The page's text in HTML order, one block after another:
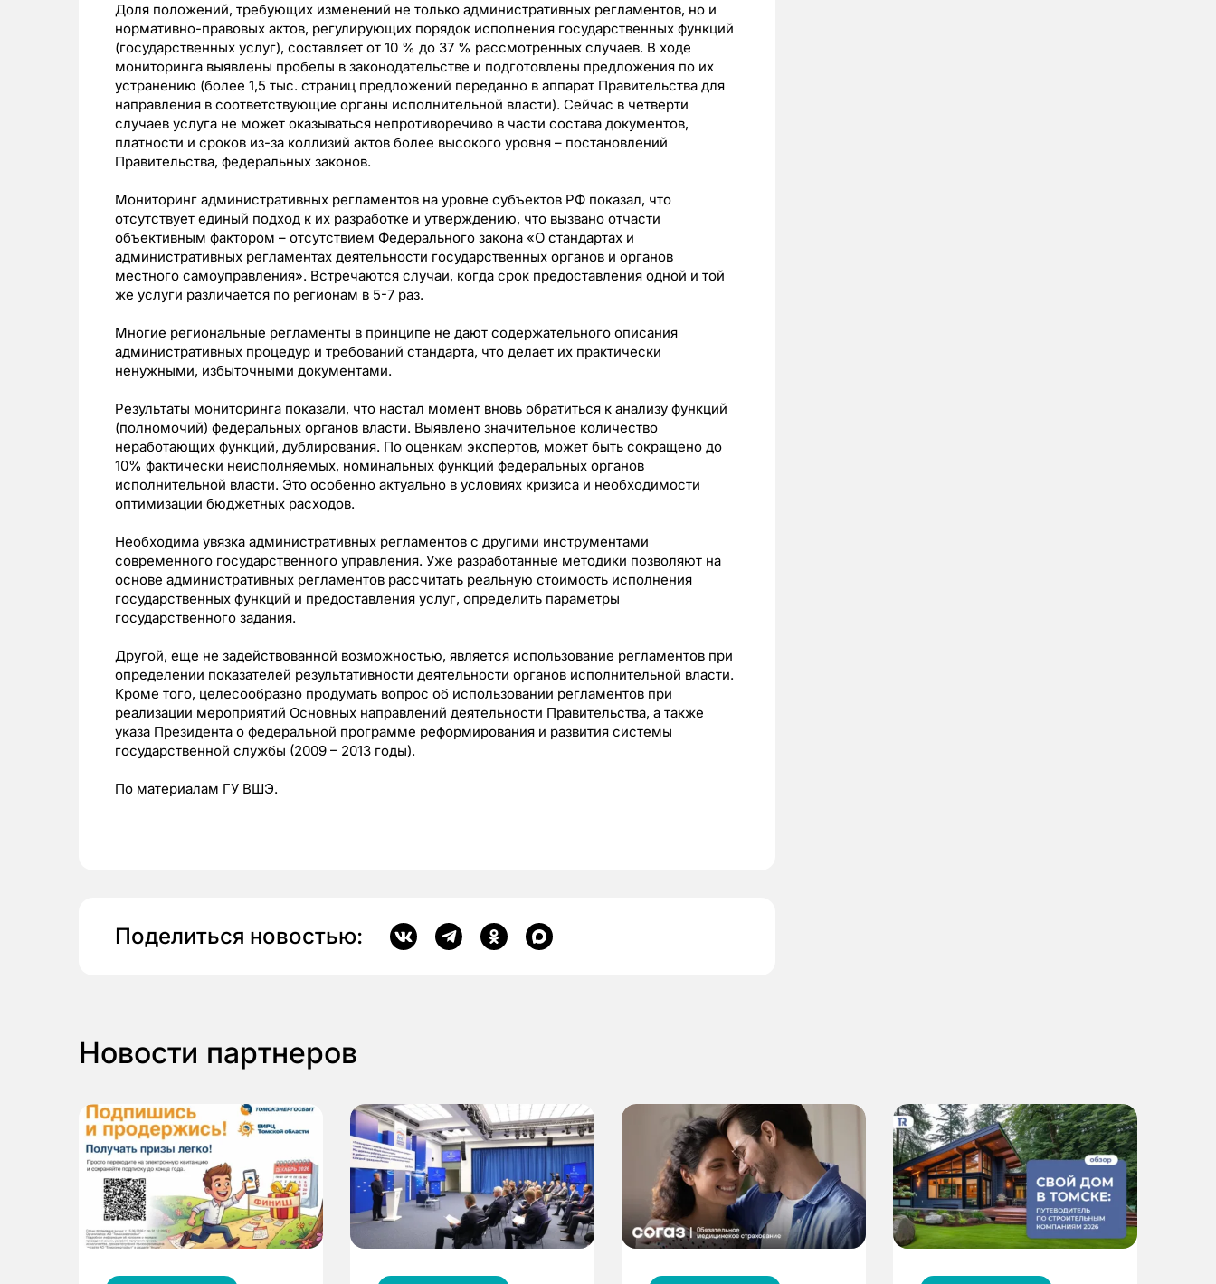
Доля положений, требующих изменений не только административных регламентов, но и
нормативно-правовых актов, регулирующих порядок исполнения государственных функций
(государственных услуг), составляет от 10 % до 37 % рассмотренных случаев. В ходе
мониторинга выявлены пробелы в законодательстве и подготовлены предложения по их
устранению (более 1,5 тыс. страниц предложений переданно в аппарат Правительства для
направления в соответствующие органы исполнительной власти). Сейчас в четверти
случаев услуга не может оказываться непротиворечиво в части состава документов,
платности и сроков из-за коллизий актов более высокого уровня – постановлений
Правительства, федеральных законов.
Мониторинг административных регламентов на уровне субъектов РФ показал, что
отсутствует единый подход к их разработке и утверждению, что вызвано отчасти
объективным фактором – отсутствием Федерального закона «О стандартах и
административных регламентах деятельности государственных органов и органов
местного самоуправления». Встречаются случаи, когда срок предоставления одной и той
же услуги различается по регионам в 5-7 раз.
Многие региональные регламенты в принципе не дают содержательного описания
административных процедур и требований стандарта, что делает их практически
ненужными, избыточными документами.
Результаты мониторинга показали, что настал момент вновь обратиться к анализу функций
(полномочий) федеральных органов власти. Выявлено значительное количество
неработающих функций, дублирования. По оценкам экспертов, может быть сокращено до
10% фактически неисполняемых, номинальных функций федеральных органов
исполнительной власти. Это особенно актуально в условиях кризиса и необходимости
оптимизации бюджетных расходов.
Необходима увязка административных регламентов с другими инструментами
современного государственного управления. Уже разработанные методики позволяют на
основе административных регламентов рассчитать реальную стоимость исполнения
государственных функций и предоставления услуг, определить параметры
государственного задания.
Другой, еще не задействованной возможностью, является использование регламентов при
определении показателей результативности деятельности органов исполнительной власти.
Кроме того, целесообразно продумать вопрос об использовании регламентов при
реализации мероприятий Основных направлений деятельности Правительства, а также
указа Президента о федеральной программе реформирования и развития системы
государственной службы (2009 – 2013 годы).
По материалам ГУ ВШЭ.
Поделиться новостью:
Новости партнеров